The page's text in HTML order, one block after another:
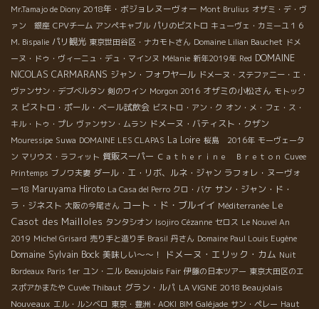
Mr.Tamajo de Diony 2018年・ボジョレヌーヴォー Mont Brulius オザミ・デ・ヴ
ァン 銀座 CPVチーム アンペキャブル パリのビストロ キューヴェ・カミーユ１６
M. Bispalie パリ観光 東京世田谷区・ナカモトさん Domaine Lilian Bauchet ドメ
ーヌ・ドゥ・ヴィーニュ・デュ・マインヌ Mélanie 新年2019年 Red DOMAINE
NICOLAS CARMARANS ジャン・フォワヤール ドメーヌ・ステファニー・エ・
ヴァンサン・デブベルタン 剣のワイン Morgon 2016 オザミの小松さん モトック
ス ビストロ・ポール・ベール試飲会 ビストロ・アン・ク オン・メ・フェ・ス・
キル・トゥ・プレ ヴァンサン・ムラン ドメーヌ・バティスト・クザン
Mouressipe Suwa DOMAINE LES CLAPAS La Loire 桜島 2016年 モーヴェータ
ン マリウス・ラフィット 質販スーパー Ｃａｔｈｅｒｉｎｅ Ｂｒｅｔｏｎ Cuvee
Printemps ブノワ夫妻 ダール・エ・リボ、ルネ・ジャン ラフォレ・ヌーヴォ
ー18 Maruyama Hiroto La Casa del Perro クロ・バケ サン・ジャン・ド・
ラ・ジネスト 大阪の今尾さん コート・ド・ブルイイ Méditerranée Le
Casot des Mailloles タンタシオン Isojiro Cézanne セロス Le Nouvel An
2019 Michel Grisard 売り手と造り手 Brasil 丹さん Domaine Paul Louis Eugène
Domaine Sylvain Bock 美味しい～～！ ドメーヌ・エリック・カム Nuit
Bordeaux Paris 1er ユン・ニル Beaujolais Fair 伊藤の日本ツアー 東京大田区のエ
スポアかまたや Cuvée Thibaut グラン・ルパ LA VIGNE 2018 Beaujolais
Nouveaux エル・ルンベロ 東京・豊洲・AOKI BIM Galéjade サン・ペレー Haut